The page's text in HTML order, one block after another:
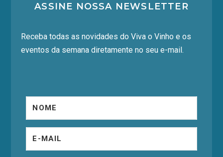
ASSINE NOSSA NEWSLETTER
Receba todas as novidades do Viva o Vinho e os
eventos da semana diretamente no seu e-mail.